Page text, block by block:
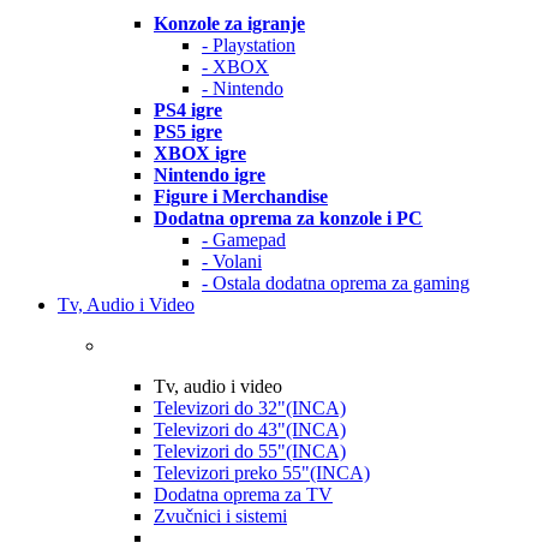
Konzole za igranje
- Playstation
- XBOX
- Nintendo
PS4 igre
PS5 igre
XBOX igre
Nintendo igre
Figure i Merchandise
Dodatna oprema za konzole i PC
- Gamepad
- Volani
- Ostala dodatna oprema za gaming
Tv, Audio i Video
Tv, audio i video
Televizori do 32"(INCA)
Televizori do 43"(INCA)
Televizori do 55"(INCA)
Televizori preko 55"(INCA)
Dodatna oprema za TV
Zvučnici i sistemi